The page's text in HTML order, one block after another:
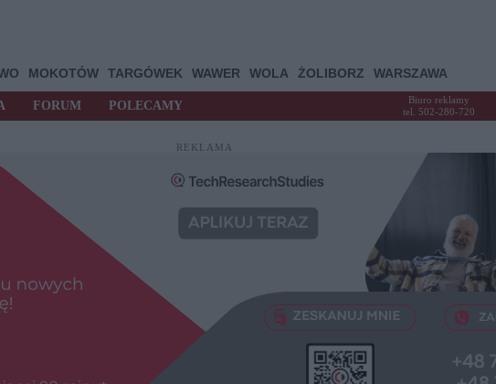
MOKOTÓW TARGÓWEK WAWER WOLA ŻOLIBORZ WARSZAWA
FORUM POLECAMY
Biuro reklamy
tel. 502-280-720
REKLAMA